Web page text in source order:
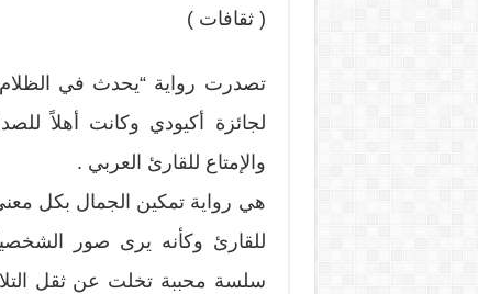
( ثقافات )
تصدرت رواية “يحدث في
لجائزة أكيودي وكانت أهلاً
والإمتاع للقارئ العربي .
هي رواية تمكين الجمال بكل
للقارئ وكأنه يرى صور
سلسة محببة تخلت عن ثقل